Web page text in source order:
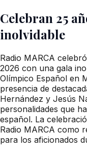
Celebran 25
inolvidable
Radio MARCA
2026 con una gala
Olímpico Español en
presencia de
Hernández y Jesús
personalidades que
español. La
Radio MARCA como
para los aficionados